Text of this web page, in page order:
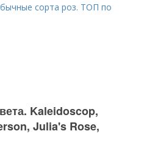
сорта роз. ТОП по
Kaleidoscop,
Julia's Rose,